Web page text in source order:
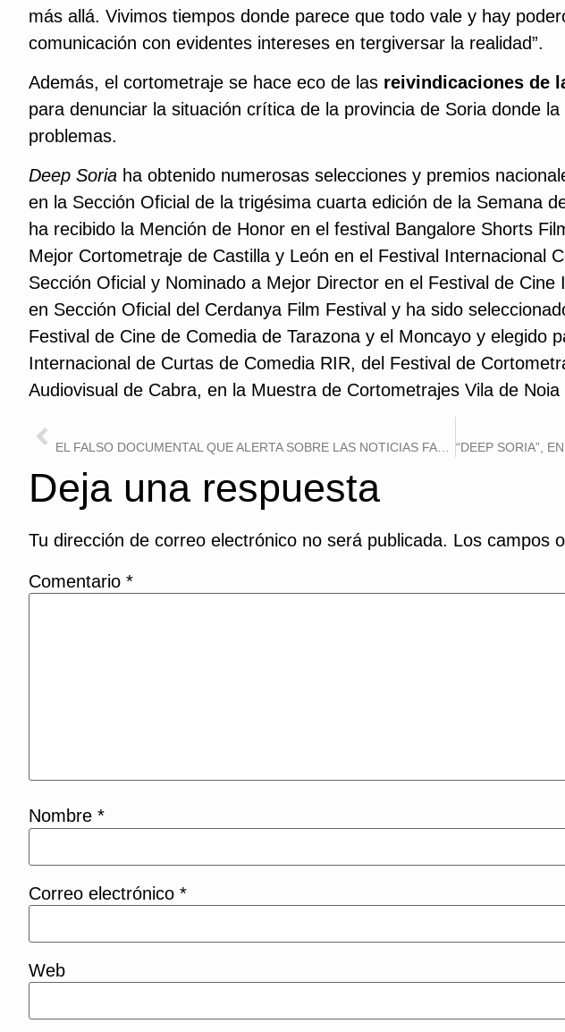
más allá. Vivimos tiempos donde parece que todo vale y hay
comunicación con evidentes intereses en tergiversar la realidad”.
Además, el cortometraje se hace eco de las reivindicaciones de
para denunciar la situación crítica de la provincia de Soria donde
problemas.
Deep Soria ha obtenido numerosas selecciones y premios
en la Sección Oficial de la trigésima cuarta edición de la Semana
ha recibido la Mención de Honor en el festival Bangalore Shorts
Mejor Cortometraje de Castilla y León en el Festival Internacional
Sección Oficial y Nominado a Mejor Director en el Festival de
en Sección Oficial del Cerdanya Film Festival y ha sido
Festival de Cine de Comedia de Tarazona y el Moncayo y elegido
Internacional de Curtas de Comedia RIR, del Festival de
Audiovisual de Cabra, en la Muestra de Cortometrajes Vila de
Deja una respuesta
Tu dirección de correo electrónico no será publicada. Los campos
Comentario *
Nombre *
Correo electrónico *
Web